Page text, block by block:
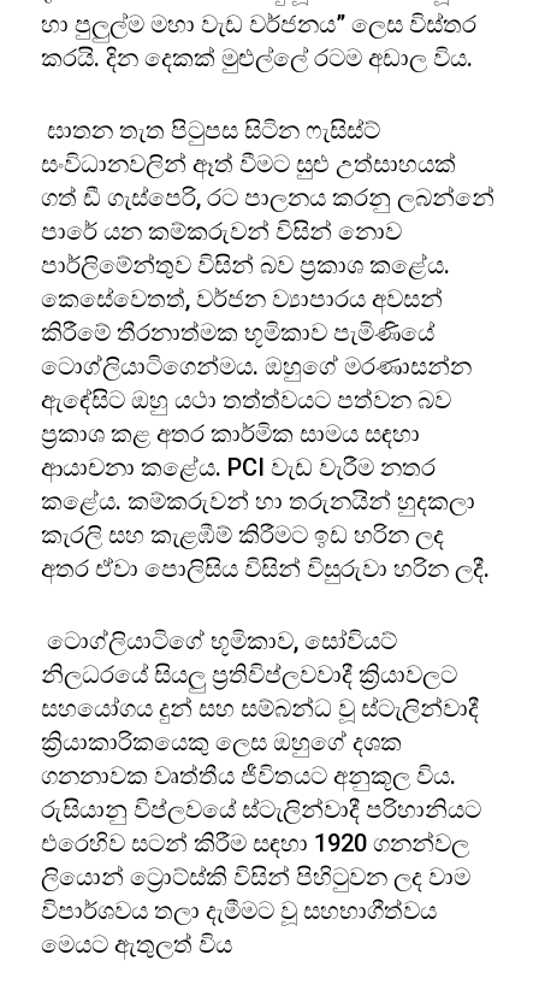
හා පුලුල්ම මහා වැඩ වර්ජනය” ලෙස විස්තර
කරයි. දින දෙකක් මුළුල්ලේ රටම අඩාල විය.
ඝාතන තැත පිටුපස සිටින ෆැසිස්ට්
සංවිධානවලින් ඈත් වීමට සුළු උත්සාහයක්
ගත් ඩී ගැස්පෙරි, රට පාලනය කරනු ලබන්නේ
පාරේ යන කම්කරුවන් විසින් නොව
පාර්ලිමේන්තුව විසින් බව ප්‍රකාශ කළේය.
කෙසේවෙතත්, වර්ජන ව්‍යාපාරය අවසන්
කිරීමේ තීරනාත්මක භූමිකාව පැමිණියේ
ටොග්ලියාටිගෙන්මය. ඔහුගේ මරණාසන්න
ඇඳේසිට ඔහු යථා තත්ත්වයට පත්වන බව
ප්‍රකාශ කළ අතර කාර්මික සාමය සඳහා
ආයාචනා කළේය. PCI වැඩ වැරීම නතර
කළේය. කම්කරුවන් හා තරුනයින් හුදකලා
කැරලි සහ කැළඹීම් කිරීමට ඉඩ හරින ලද
අතර ඒවා පොලිසිය විසින් විසුරුවා හරින ලදී.
ටොග්ලියාටිගේ භූමිකාව, සෝවියට්
නිලධරයේ සියලු ප්‍රතිවිප්ලවවාදී ක්‍රියාවලට
සහයෝගය දුන් සහ සම්බන්ධ වූ ස්ටැලින්වාදී
ක්‍රියාකාරිකයෙකු ලෙස ඔහුගේ දශක
ගනනාවක වෘත්තීය ජීවිතයට අනුකූල විය.
රුසියානු විප්ලවයේ ස්ටැලින්වාදී පරිහානියට
එරෙහිව සටන් කිරීම සඳහා 1920 ගනන්වල
ලියොන් ට්‍රොට්ස්කි විසින් පිහිටුවන ලද වාම
විපාර්ශවය තලා දැමීමට වූ සහභාගීත්වය
මෙයට ඇතුලත් විය